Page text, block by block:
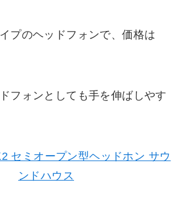
プのヘッドフォンで、価格は
フォンとしても手を伸ばしやす